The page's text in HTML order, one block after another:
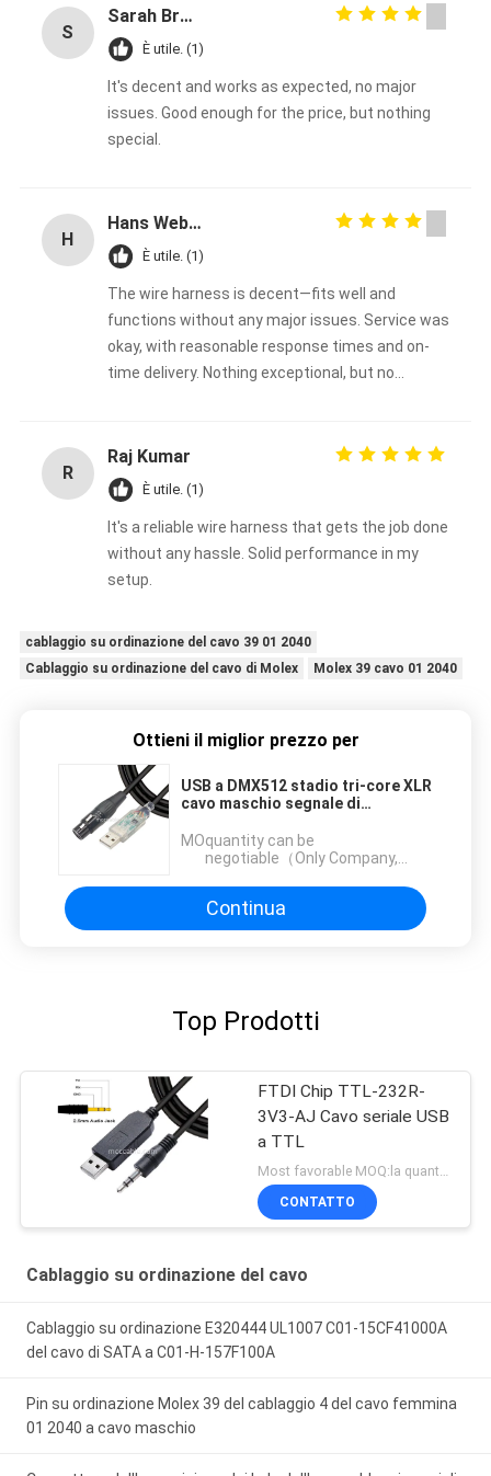
S
Sarah Brown
È utile. (1)
It's decent and works as expected, no major
issues. Good enough for the price, but nothing
special.
H
Hans Weber
È utile. (1)
The wire harness is decent—fits well and
functions without any major issues. Service was
okay, with reasonable response times and on-
time delivery. Nothing exceptional, but no
R
Raj Kumar
È utile. (1)
It's a reliable wire harness that gets the job done
without any hassle. Solid performance in my
setup.
cablaggio su ordinazione del cavo 39 01 2040
Cablaggio su ordinazione del cavo di Molex
Molex 39 cavo 01 2040
Ottieni il miglior prezzo per
USB a DMX512 stadio tri-core XLR
cavo maschio segnale di
controllo miscelatore di fascio
luminoso
MOQ：quantity can be
negotiable（Only Company,
Continua
Top Prodotti
FTDI Chip TTL-232R-
3V3-AJ Cavo seriale USB
a TTL
Most favorable MOQ:la quantità può essere negoziabile ((Solo azienda, invece di uso personale)
CONTATTO
Cablaggio su ordinazione del cavo
Cablaggio su ordinazione E320444 UL1007 C01-15CF41000A
del cavo di SATA a C01-H-157F100A
Pin su ordinazione Molex 39 del cablaggio 4 del cavo femmina
01 2040 a cavo maschio